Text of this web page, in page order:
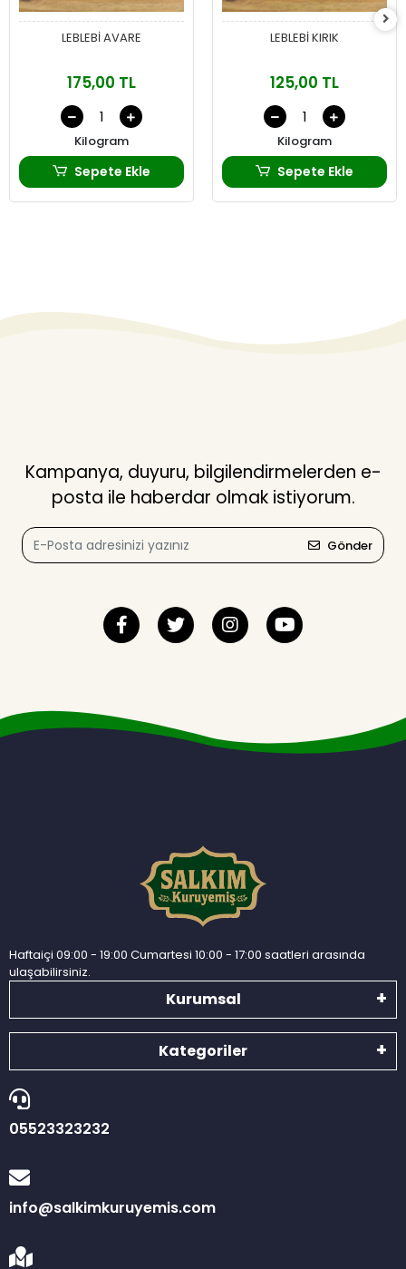
LEBLEBİ AVARE
175,00 TL
Kilogram
Sepete Ekle
LEBLEBİ KIRIK
125,00 TL
Kilogram
Sepete Ekle
Kampanya, duyuru, bilgilendirmelerden e-
posta ile haberdar olmak istiyorum.
Gönder
Haftaiçi 09:00 - 19:00 Cumartesi 10:00 - 17:00 saatleri arasında
ulaşabilirsiniz.
Kurumsal
Kategoriler
05523323232
info@salkimkuruyemis.com